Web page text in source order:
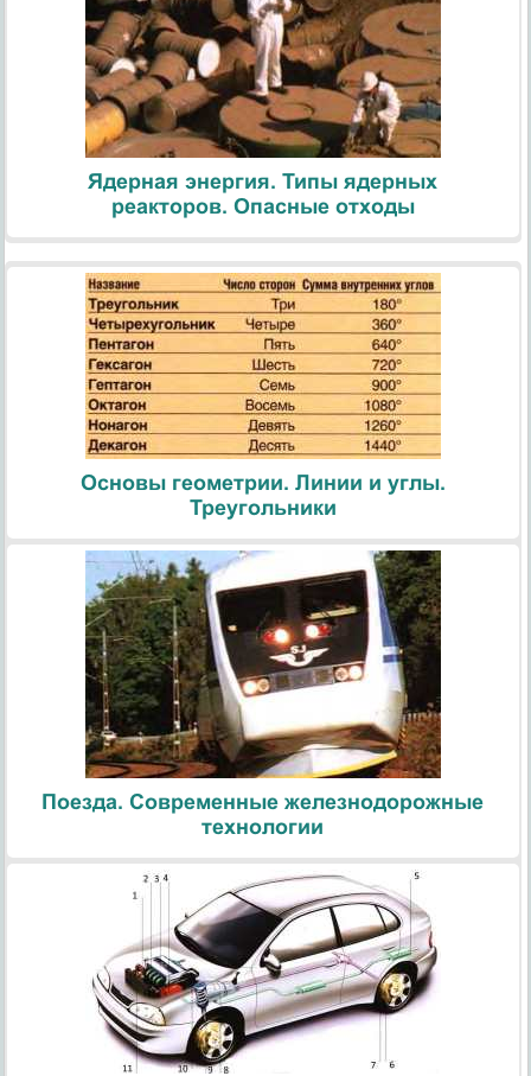
Ядерная энергия. Типы ядерных
реакторов. Опасные отходы
Основы геометрии. Линии и углы.
Треугольники
Поезда. Современные железнодорожные
технологии